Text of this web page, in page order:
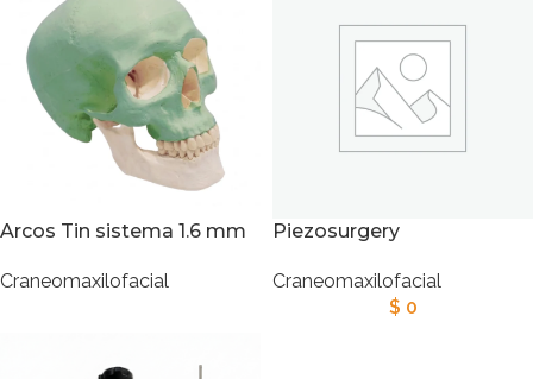
Arcos Tin sistema 1.6 mm
Craneomaxilofacial
Piezosurgery
Craneomaxilofacial
$ 0